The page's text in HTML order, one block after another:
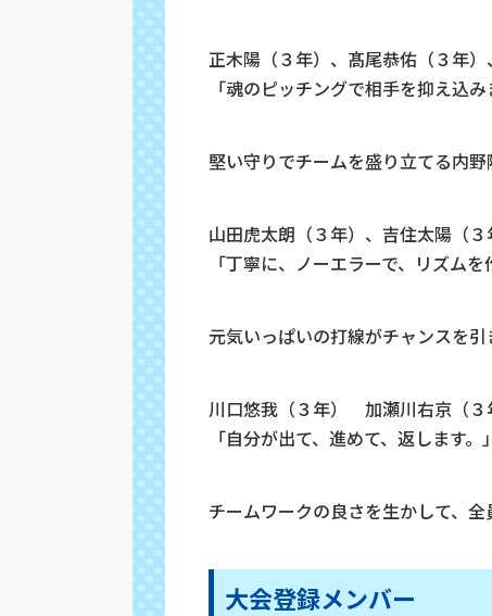
正木陽（３年）、髙尾恭佑（３年）
「魂のピッチングで相手を抑え込み
堅い守りでチームを盛り立てる内野
山田虎太朗（３年）、吉住太陽（３
「丁寧に、ノーエラーで、リズムを
元気いっぱいの打線がチャンスを引
川口悠我（３年） 加瀬川右京（３
「自分が出て、進めて、返します。」
チームワークの良さを生かして、全
大会登録メンバー